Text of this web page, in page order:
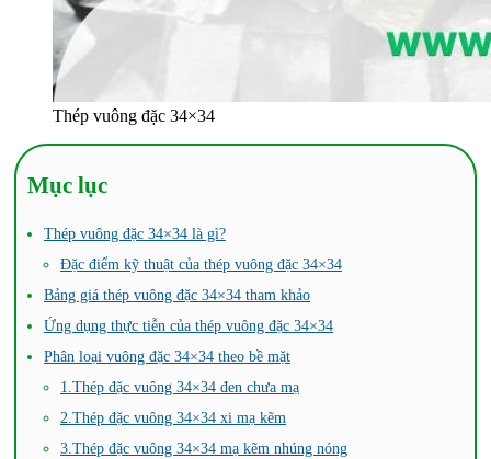
Thép vuông đặc 34×34
Mục lục
Thép vuông đặc 34×34 là gì?
Đặc điểm kỹ thuật của thép vuông đặc 34×34
Bảng giá thép vuông đặc 34×34 tham khảo
Ứng dụng thực tiễn của thép vuông đặc 34×34
Phân loại vuông đặc 34×34 theo bề mặt
1.Thép đặc vuông 34×34 đen chưa mạ
2.Thép đặc vuông 34×34 xi mạ kẽm
3.Thép đặc vuông 34×34 mạ kẽm nhúng nóng